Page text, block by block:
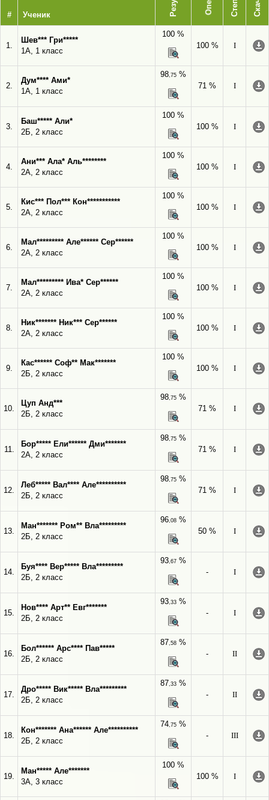
# Ученик
1.
Шев*** Гри*****
1А, 1 класс
100 %
100 %
I
2.
Дум**** Ами*
1А, 1 класс
98,75 %
71 %
I
3.
Баш***** Али*
2Б, 2 класс
100 %
100 %
I
4.
Ани*** Ала* Аль********
2А, 2 класс
100 %
100 %
I
5.
Кис*** Пол*** Кон***********
2А, 2 класс
100 %
100 %
I
6.
Мал********* Але****** Сер******
2А, 2 класс
100 %
100 %
I
7.
Мал********* Ива* Сер******
2А, 2 класс
100 %
100 %
I
8.
Ник******* Ник*** Сер******
2А, 2 класс
100 %
100 %
I
9.
Кас****** Соф** Мак*******
2Б, 2 класс
100 %
100 %
I
10.
Цуп Анд***
2Б, 2 класс
98,75 %
71 %
I
11.
Бор***** Ели****** Дми*******
2А, 2 класс
98,75 %
71 %
I
12.
Леб***** Вал**** Але**********
2Б, 2 класс
98,75 %
71 %
I
13.
Ман******* Ром** Вла*********
2Б, 2 класс
96,08 %
50 %
I
14.
Буя**** Вер***** Вла*********
2Б, 2 класс
93,67 %
-
I
15.
Нов**** Арт** Евг*******
2Б, 2 класс
93,33 %
-
I
16.
Бол****** Арс**** Пав*****
2Б, 2 класс
87,58 %
-
II
17.
Дро***** Вик***** Вла*********
2Б, 2 класс
87,33 %
-
II
18.
Кон******* Ана****** Але**********
2Б, 2 класс
74,75 %
-
III
19.
Ман***** Але*******
3А, 3 класс
100 %
100 %
I